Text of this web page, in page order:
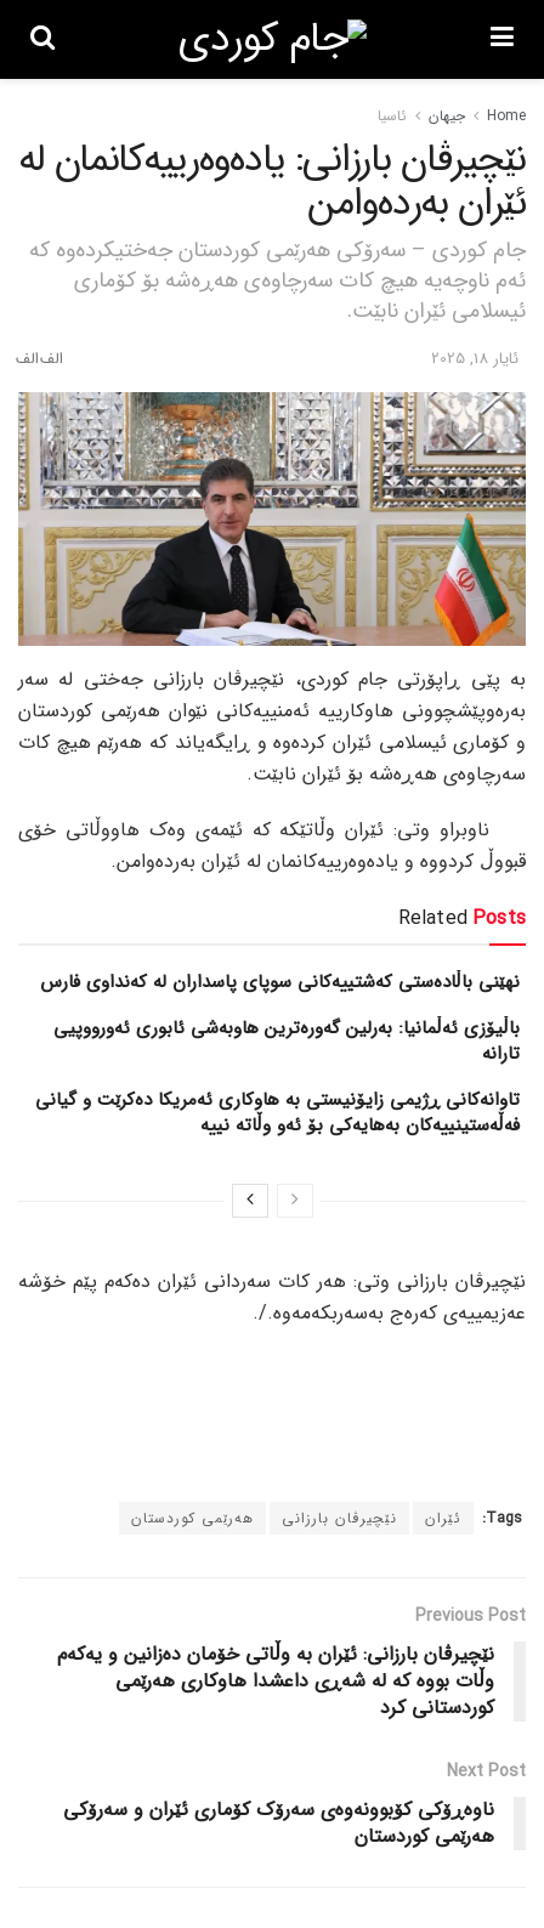
Home جیهان ئاسیا
نێچیرڤان بارزانی: یادەوەرییەکانمان لە
ئێران بەردەوامن
جام کوردی – سەرۆکی هەرێمی کوردستان جەختیکردەوە کە
ئەم ناوچەیە هیچ کات سەرچاوەی هەڕەشە بۆ کۆماری
ئیسلامی ئێران نابێت.
ئایار 18, 2025
بە پێی ڕاپۆرتی جام کوردی، نێچیرڤان بارزانی جەختی لە سەر
بەرەوپێشچوونی هاوکارییە ئەمنییەکانی نێوان هەرێمی کوردستان
و کۆماری ئیسلامی ئێران کردەوە و ڕایگەیاند کە هەرێم هیچ کات
سەرچاوەی هەڕەشە بۆ ئێران نابێت.
ناوبراو وتی: ئێران وڵاتێکە کە ئێمەی وەک هاووڵاتی خۆی
قبووڵ کردووە و یادەوەرییەکانمان لە ئێران بەردەوامن.
Related Posts
نهێنی باڵادەستی کەشتییەکانی سوپای پاسداران لە کەنداوی فارس
باڵیۆزی ئەڵمانیا: بەرلین گەورەترین هاوبەشی ئابوری ئەورووپیی
تارانە
تاوانەکانی ڕژیمی زایۆنیستی بە هاوکاری ئەمریکا دەکرێت و گیانی
فەڵەستینییەکان بەهایەکی بۆ ئەو وڵاتە نییە
نێچیرڤان بارزانی وتی: هەر کات سەردانی ئێران دەکەم پێم خۆشە
عەزیمییەی کەرەج بەسەربکەمەوە./.
Tags: ئێران نێچیرڤان بارزانی هەرێمی کوردستان
Previous Post
نێچیرڤان بارزانی: ئێران بە وڵاتی خۆمان دەزانین و یەکەم
وڵات بووە کە لە شەڕی داعشدا هاوکاری هەرێمی
کوردستانی کرد
Next Post
ناوەڕۆکی کۆبوونەوەی سەرۆک کۆماری ئێران و سەرۆکی
هەرێمی کوردستان